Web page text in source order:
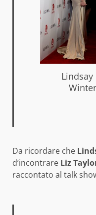
Da ricordare che
d’incontrare Liz
raccontato al talk